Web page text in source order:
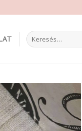
Keresés
a